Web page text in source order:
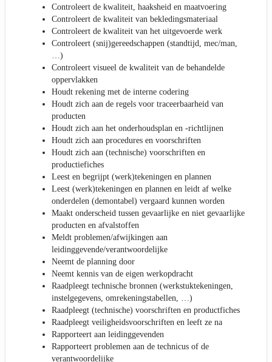
Controleert de kwaliteit, haaksheid en maatvoering
Controleert de kwaliteit van bekledingsmateriaal
Controleert de kwaliteit van het uitgevoerde werk
Controleert (snij)gereedschappen (standtijd, mec/man,
…)
Controleert visueel de kwaliteit van de behandelde
oppervlakken
Houdt rekening met de interne codering
Houdt zich aan de regels voor traceerbaarheid van
producten
Houdt zich aan het onderhoudsplan en -richtlijnen
Houdt zich aan procedures en voorschriften
Houdt zich aan (technische) voorschriften en
productiefiches
Leest en begrijpt (werk)tekeningen en plannen
Leest (werk)tekeningen en plannen en leidt af welke
onderdelen (demontabel) vergaard kunnen worden
Maakt onderscheid tussen gevaarlijke en niet gevaarlijke
producten en afvalstoffen
Meldt problemen/afwijkingen aan
leidinggevende/verantwoordelijke
Neemt de planning door
Neemt kennis van de eigen werkopdracht
Raadpleegt technische bronnen (werkstuktekeningen,
instelgegevens, omrekeningstabellen, …)
Raadpleegt (technische) voorschriften en productfiches
Raadpleegt veiligheidsvoorschriften en leeft ze na
Rapporteert aan leidinggevenden
Rapporteert problemen aan de technicus of de
verantwoordelijke